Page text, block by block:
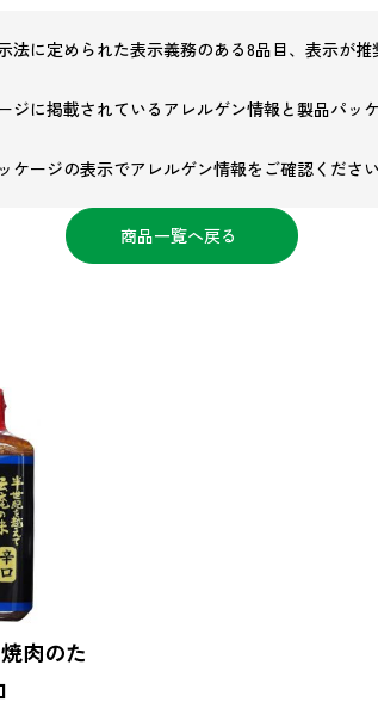
に定められた表示義務のある8品目、表示が
に掲載されているアレルゲン情報と製品パッ
ージの表示でアレルゲン情報をご確認ください
商品一覧へ戻る
肉のた